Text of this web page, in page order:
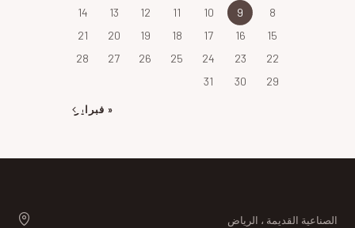
8
9
10
11
12
13
14
15
16
17
18
19
20
21
22
23
24
25
26
27
28
29
30
31
« فبراير
الصناعية القديمة ، الرياض